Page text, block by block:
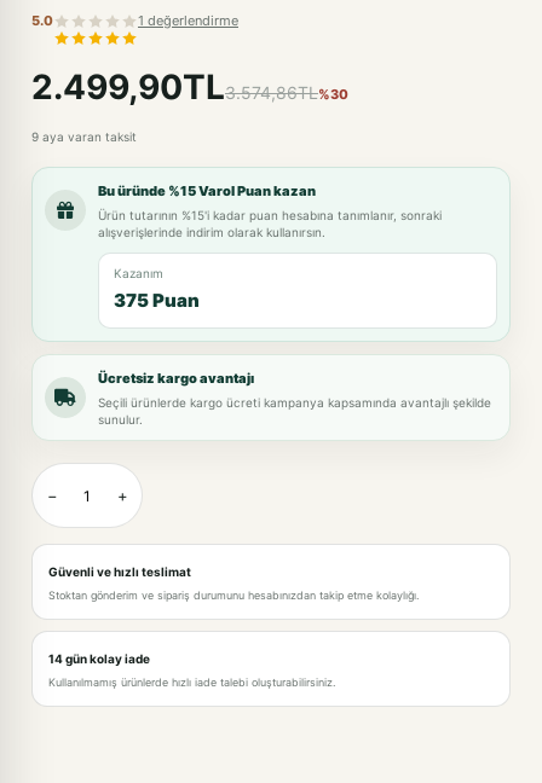
5.0 1 değerlendirme
2.499,90TL3.574,86TL%30
9 aya varan taksit
Bu üründe %15 Varol Puan kazan
Ürün tutarının %15'i kadar puan hesabına tanımlanır, sonraki
alışverişlerinde indirim olarak kullanırsın.
Kazanım
375 Puan
Ücretsiz kargo avantajı
Seçili ürünlerde kargo ücreti kampanya kapsamında avantajlı şekilde
sunulur.
− +
Güvenli ve hızlı teslimat
Stoktan gönderim ve sipariş durumunu hesabınızdan takip etme kolaylığı.
14 gün kolay iade
Kullanılmamış ürünlerde hızlı iade talebi oluşturabilirsiniz.